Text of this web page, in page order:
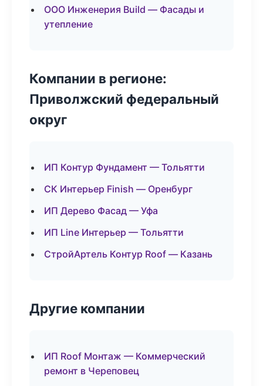
ООО Инженерия Build — Фасады и
утепление
Компании в регионе:
Приволжский федеральный
округ
ИП Контур Фундамент — Тольятти
СК Интерьер Finish — Оренбург
ИП Дерево Фасад — Уфа
ИП Line Интерьер — Тольятти
СтройАртель Контур Roof — Казань
Другие компании
ИП Roof Монтаж — Коммерческий
ремонт в Череповец